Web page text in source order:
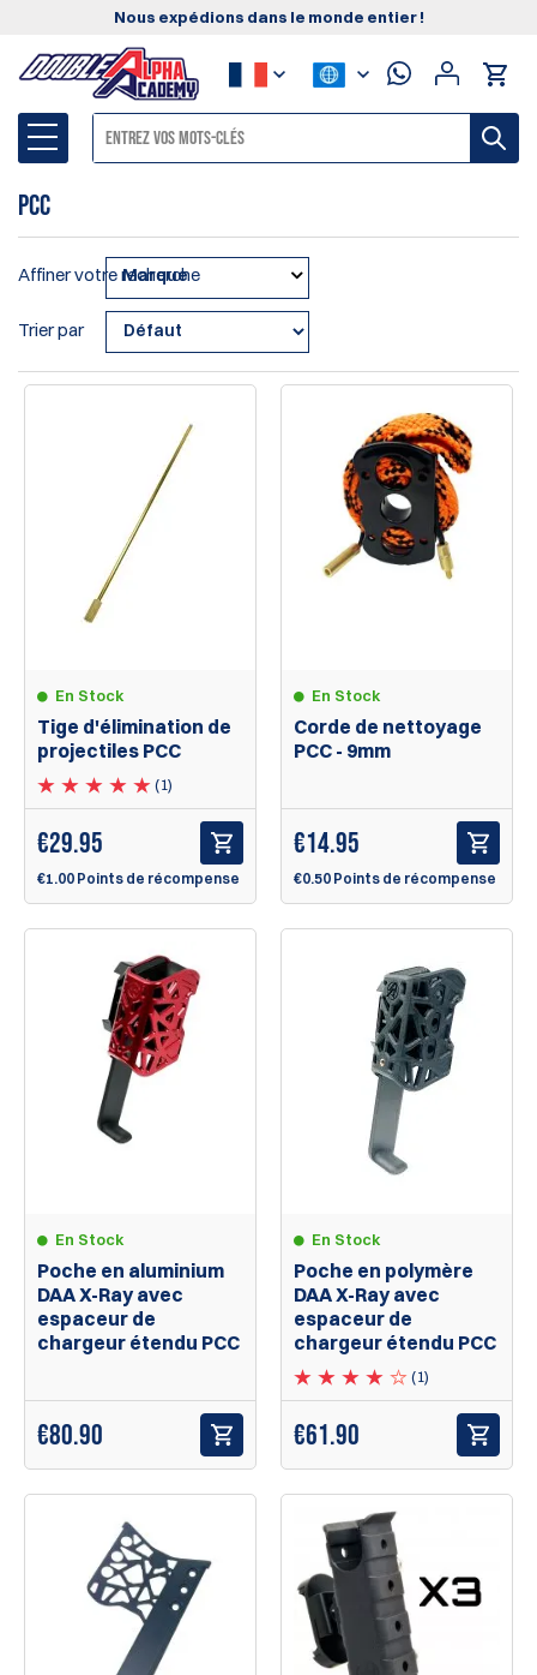
Nous expédions dans le monde entier !
PCC
Affiner votre recherche
Marque
Trier par
En Stock
Tige d'élimination de
projectiles PCC
(1)
€29.95
€1.00 Points de récompense
En Stock
Corde de nettoyage
PCC - 9mm
€14.95
€0.50 Points de récompense
En Stock
Poche en aluminium
DAA X-Ray avec
espaceur de
chargeur étendu PCC
€80.90
En Stock
Poche en polymère
DAA X-Ray avec
espaceur de
chargeur étendu PCC
(1)
€61.90